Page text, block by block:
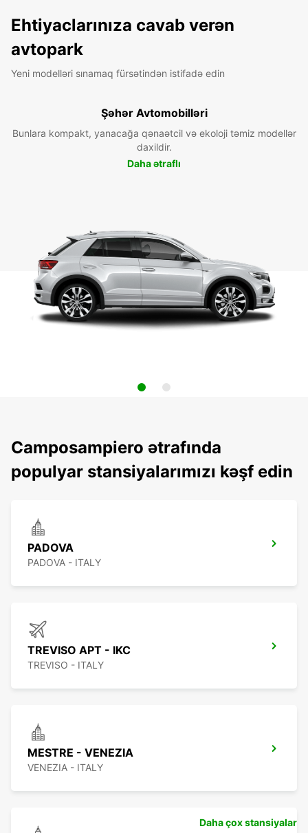
Ehtiyaclarınıza cavab verən
avtopark
Yeni modelləri sınamaq fürsətindən istifadə edin
Şəhər Avtomobilləri
Bunlara kompakt, yanacağa qənaətcil və ekoloji təmiz modellər
daxildir.
Daha ətraflı
Camposampiero ətrafında
populyar stansiyalarımızı kəşf edin
PADOVA
PADOVA - ITALY
TREVISO APT - IKC
TREVISO - ITALY
MESTRE - VENEZIA
VENEZIA - ITALY
Daha çox stansiyalar